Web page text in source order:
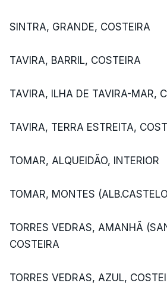
SINTRA, GRANDE, COSTEIRA
TAVIRA, BARRIL, COSTEIRA
TAVIRA, ILHA DE TAVIRA-MAR,
TAVIRA, TERRA ESTREITA,
TOMAR, ALQUEIDÃO, INTERIOR
TOMAR, MONTES
TORRES VEDRAS, AMANHÃ
COSTEIRA
TORRES VEDRAS, AZUL,